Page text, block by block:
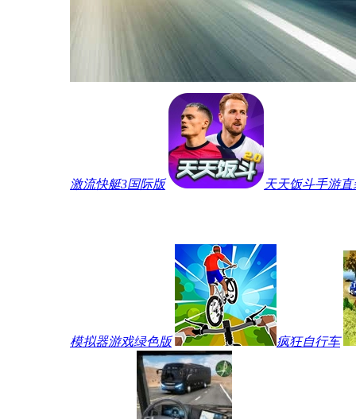
激流快艇3国际版 天天饭斗手游直
模拟器游戏绿色版 疯狂自行车